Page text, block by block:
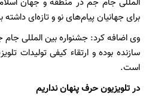
المللی جام جم در منطقه و جهان
برای جهانیان پیام‌های نو و تازه‌ای داشته
وی اضافه کرد: جشنواره بین المللی
سازنده بوده و ارتقاء کیفی تولیدات
است.
در تلویزیون حرف پنهان نداریم